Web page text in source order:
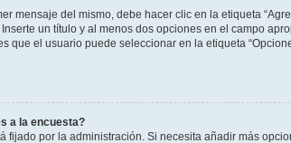
mensaje del mismo, debe hacer clic en la etiqueta
un título y al menos dos opciones en el campo
que el usuario puede seleccionar en la etiqueta
a la encuesta?
fijado por la administración. Si necesita añadir más